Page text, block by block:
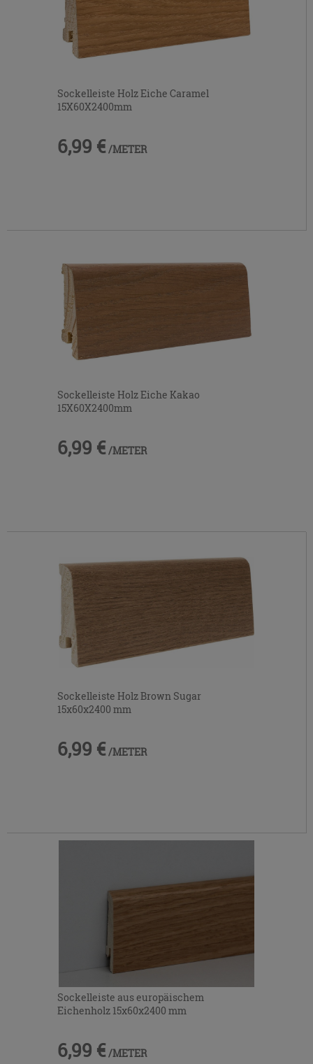
Sockelleiste Holz Eiche Caramel
15X60X2400mm
6,99 € /METER
Sockelleiste Holz Eiche Kakao
15X60X2400mm
6,99 € /METER
Sockelleiste Holz Brown Sugar
15x60x2400 mm
6,99 € /METER
Sockelleiste aus europäischem
Eichenholz 15x60x2400 mm
6,99 € /METER